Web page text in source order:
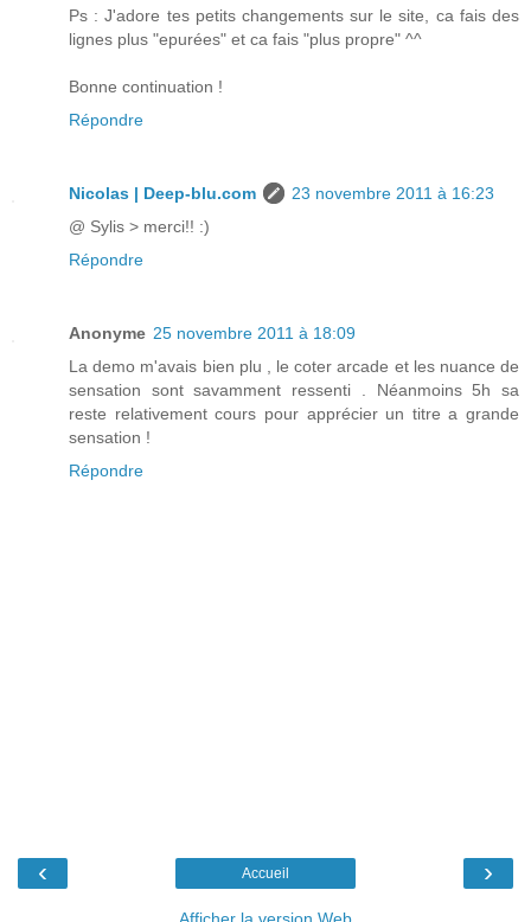
Ps : J'adore tes petits changements sur le site, ca fais des
lignes plus "epurées" et ca fais "plus propre" ^^
Bonne continuation !
Répondre
Nicolas | Deep-blu.com
23 novembre 2011 à 16:23
@ Sylis > merci!! :)
Répondre
Anonyme 25 novembre 2011 à 18:09
La demo m'avais bien plu , le coter arcade et les nuance de
sensation sont savamment ressenti . Néanmoins 5h sa
reste relativement cours pour apprécier un titre a grande
sensation !
Répondre
‹ ›
Accueil